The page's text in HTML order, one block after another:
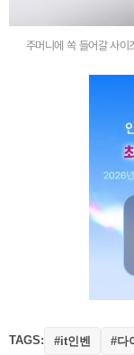
주머니에 쏙 들어갈 사
TAGS: #it인벤 #다